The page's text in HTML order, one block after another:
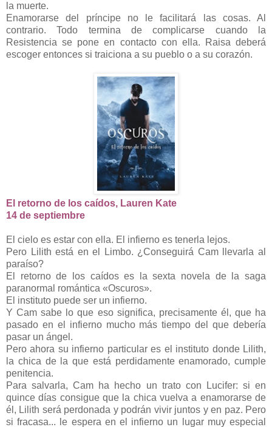
la muerte.
Enamorarse del príncipe no le facilitará las cosas. Al
contrario. Todo termina de complicarse cuando la
Resistencia se pone en contacto con ella. Raisa deberá
escoger entonces si traiciona a su pueblo o a su corazón.
El retorno de los caídos, Lauren Kate
14 de septiembre
El cielo es estar con ella. El infierno es tenerla lejos.
Pero Lilith está en el Limbo. ¿Conseguirá Cam llevarla al
paraíso?
El retorno de los caídos es la sexta novela de la saga
paranormal romántica «Oscuros».
El instituto puede ser un infierno.
Y Cam sabe lo que eso significa, precisamente él, que ha
pasado en el infierno mucho más tiempo del que debería
pasar un ángel.
Pero ahora su infierno particular es el instituto donde Lilith,
la chica de la que está perdidamente enamorado, cumple
penitencia.
Para salvarla, Cam ha hecho un trato con Lucifer: si en
quince días consigue que la chica vuelva a enamorarse de
él, Lilith será perdonada y podrán vivir juntos y en paz. Pero
si fracasa... le espera en el infierno un lugar muy especial